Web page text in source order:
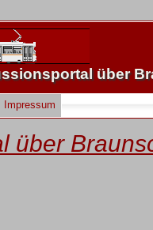
über
Impressum
über